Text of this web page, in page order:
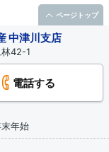
中津川支店
42-1
電話する
年始
ページトップ